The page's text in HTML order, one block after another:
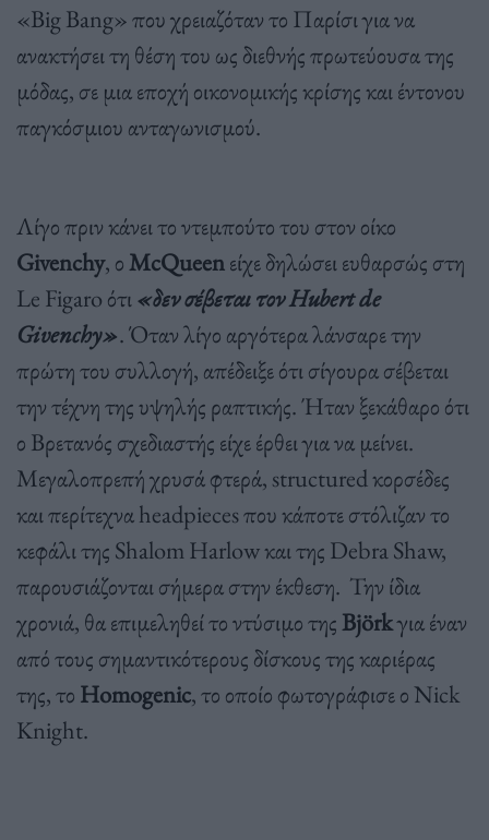
«Big Bang» που χρειαζόταν το Παρίσι για να
ανακτήσει τη θέση του ως διεθνής πρωτεύουσα της
μόδας, σε μια εποχή οικονομικής κρίσης και έντονου
παγκόσμιου ανταγωνισμού.
Λίγο πριν κάνει το ντεμπούτο του στον οίκο
Givenchy, οMcQueenείχε δηλώσει ευθαρσώς στη
Le Figaro ότι«δεν σέβεται τον Hubert de
Givenchy». Όταν λίγο αργότερα λάνσαρε την
πρώτη του συλλογή, απέδειξε ότι σίγουρα σέβεται
την τέχνη της υψηλής ραπτικής. Ήταν ξεκάθαρο ότι
ο Βρετανός σχεδιαστής είχε έρθει για να μείνει.
Μεγαλοπρεπή χρυσά φτερά, structured κορσέδες
και περίτεχνα headpieces που κάποτε στόλιζαν το
κεφάλι της Shalom Harlow και της Debra Shaw,
παρουσιάζονται σήμερα στην έκθεση. Την ίδια
χρονιά, θα επιμεληθεί το ντύσιμο τηςBjörkγια έναν
από τους σημαντικότερους δίσκους της καριέρας
της, το Homogenic, το οποίο φωτογράφισε ο Nick
Knight.